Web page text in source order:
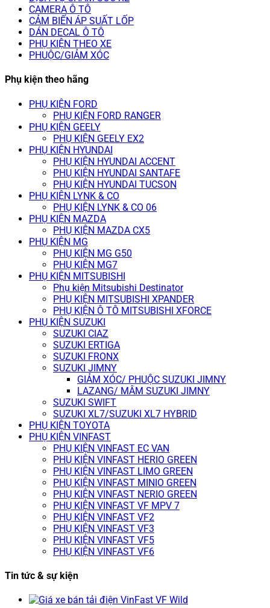
CAMERA Ô TÔ
CẢM BIẾN ÁP SUẤT LỐP
DÁN DECAL Ô TÔ
PHỤ KIỆN THEO XE
PHUỘC/GIẢM XÓC
Phụ kiện theo hãng
PHỤ KIỆN FORD
PHỤ KIỆN FORD RANGER
PHỤ KIỆN GEELY
PHỤ KIỆN GEELY EX2
PHỤ KIỆN HYUNDAI
PHỤ KIỆN HYUNDAI ACCENT
PHỤ KIỆN HYUNDAI SANTAFE
PHỤ KIỆN HYUNDAI TUCSON
PHỤ KIỆN LYNK & CO
PHỤ KIỆN LYNK & CO 06
PHỤ KIỆN MAZDA
PHỤ KIỆN MAZDA CX5
PHỤ KIỆN MG
PHỤ KIỆN MG G50
PHỤ KIỆN MG7
PHỤ KIỆN MITSUBISHI
Phụ kiện Mitsubishi Destinator
PHỤ KIỆN MITSUBISHI XPANDER
PHỤ KIỆN Ô TÔ MITSUBISHI XFORCE
PHỤ KIỆN SUZUKI
SUZUKI CIAZ
SUZUKI ERTIGA
SUZUKI FRONX
SUZUKI JIMNY
GIẢM XÓC/ PHUỘC SUZUKI JIMNY
LAZANG/ MÂM SUZUKI JIMNY
SUZUKI SWIFT
SUZUKI XL7/SUZUKI XL7 HYBRID
PHỤ KIỆN TOYOTA
PHỤ KIỆN VINFAST
PHỤ KIỆN VINFAST EC VAN
PHỤ KIỆN VINFAST HERIO GREEN
PHỤ KIỆN VINFAST LIMO GREEN
PHỤ KIỆN VINFAST MINIO GREEN
PHỤ KIỆN VINFAST NERIO GREEN
PHỤ KIỆN VINFAST VF MPV 7
PHỤ KIỆN VINFAST VF2
PHỤ KIỆN VINFAST VF3
PHỤ KIỆN VINFAST VF5
PHỤ KIỆN VINFAST VF6
Tin tức & sự kiện